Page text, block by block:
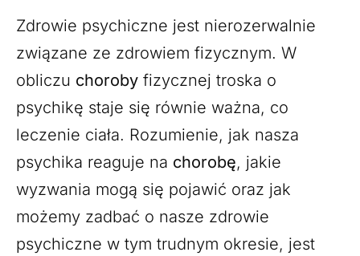
Zdrowie psychiczne jest nierozerwalnie
związane ze zdrowiem fizycznym. W
obliczu choroby fizycznej troska o
psychikę staje się równie ważna, co
leczenie ciała. Rozumienie, jak nasza
psychika reaguje na chorobę, jakie
wyzwania mogą się pojawić oraz jak
możemy zadbać o nasze zdrowie
psychiczne w tym trudnym okresie, jest